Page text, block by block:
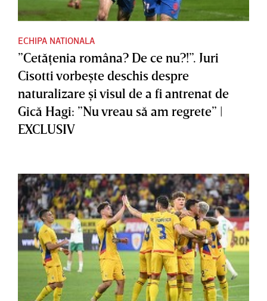
ECHIPA NATIONALA
”Cetăţenia româna? De ce nu?!”. Juri
Cisotti vorbeşte deschis despre
naturalizare şi visul de a fi antrenat de
Gică Hagi: ”Nu vreau să am regrete” |
EXCLUSIV